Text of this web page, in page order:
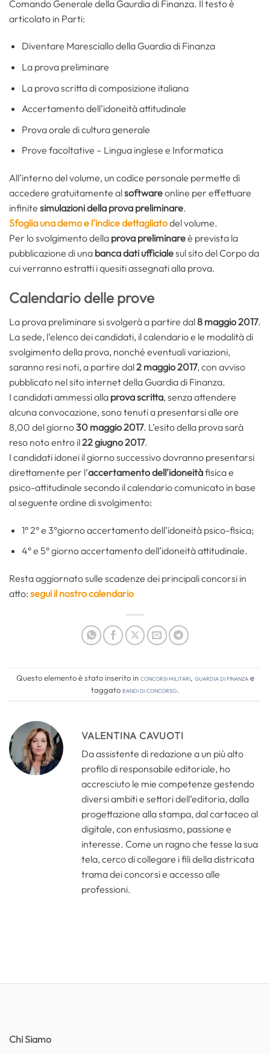
Comando Generale della Gaurdia di Finanza. Il testo è
articolato in Parti:
Diventare Maresciallo della Guardia di Finanza
La prova preliminare
La prova scritta di composizione italiana
Accertamento dell’idoneità attitudinale
Prova orale di cultura generale
Prove facoltative – Lingua inglese e Informatica
All’interno del volume, un codice personale permette di
accedere gratuitamente alsoftwareonline per effettuare
infinite simulazioni della prova preliminare.
Sfoglia una demo e l’indice dettagliatodel volume.
Per lo svolgimento della prova preliminareè prevista la
pubblicazione di una banca dati ufficialesul sito del Corpo da
cui verranno estratti i quesiti assegnati alla prova.
Calendario delle prove
La prova preliminare si svolgerà a partire dal8 maggio 2017.
La sede, l’elenco dei candidati, il calendario e le modalità di
svolgimento della prova, nonché eventuali variazioni,
saranno resi noti, a partire dal2 maggio 2017, con avviso
pubblicato nel sito internet della Guardia di Finanza.
I candidati ammessi alla prova scritta, senza attendere
alcuna convocazione, sono tenuti a presentarsi alle ore
8,00 del giorno30 maggio 2017. L’esito della prova sarà
reso noto entro il22 giugno 2017.
I candidati idonei il giorno successivo dovranno presentarsi
direttamente per l’accertamento dell’idoneitàfisica e
psico-attitudinale secondo il calendario comunicato in base
al seguente ordine di svolgimento:
1° 2° e 3°giorno accertamento dell’idoneità psico-fisica;
4° e 5° giorno accertamento dell’idoneità attitudinale.
Resta aggiornato sulle scadenze dei principali concorsi in
atto: segui il nostro calendario
Questo elemento è stato inserito inConcorsi Militari, Guardia di Finanzae
taggatobandi di concorso.
VALENTINA CAVUOTI
Da assistente di redazione a un più alto
profilo di responsabile editoriale, ho
accresciuto le mie competenze gestendo
diversi ambiti e settori dell’editoria, dalla
progettazione alla stampa, dal cartaceo al
digitale, con entusiasmo, passione e
interesse. Come un ragno che tesse la sua
tela, cerco di collegare i fili della districata
trama dei concorsi e accesso alle
professioni.
Chi Siamo